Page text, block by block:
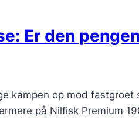
Er den
kampen op mod
på Nilfisk Premium